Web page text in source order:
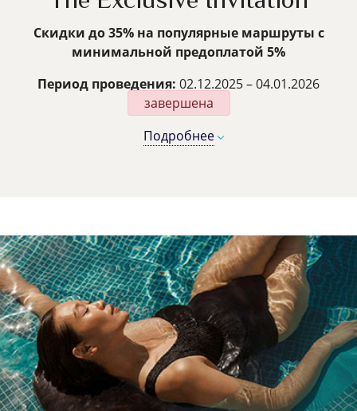
Скидки до 35% на популярные маршруты с
минимальной предоплатой 5%
Период проведения: 02.12.2025 – 04.01.2026
завершена
Подробнее